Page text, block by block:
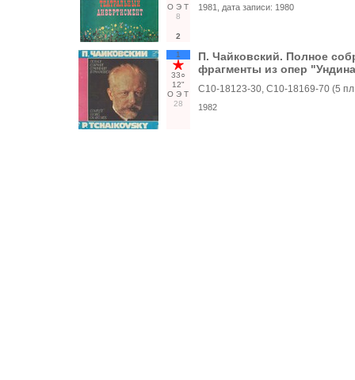
О Э Т
8
2
1981 , дата записи: 1980
1
33○
12"
О Э Т
28
П. Чайковский. Полное
фрагменты из опер
С10-18123-30, С10-18169-70 (5
1982